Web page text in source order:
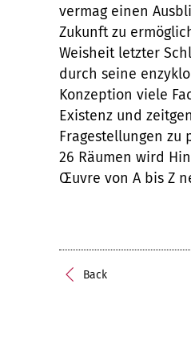
vermag einen
Zukunft zu
Weisheit letzter
durch seine
Konzeption viele
Existenz und
Fragestellungen zu
26 Räumen wird
Œuvre von A bis Z
Back